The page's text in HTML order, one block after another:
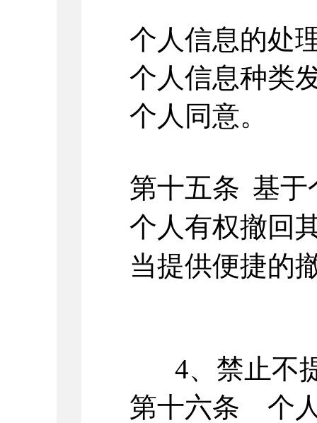
个人信息的处
个人信息种类
个人同意。
第十五条 基于
个人有权撤回
当提供便捷的
4、禁止不
第十六条 个